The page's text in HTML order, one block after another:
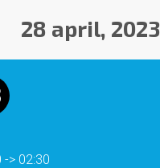
28 april, 2023
-> 02:30